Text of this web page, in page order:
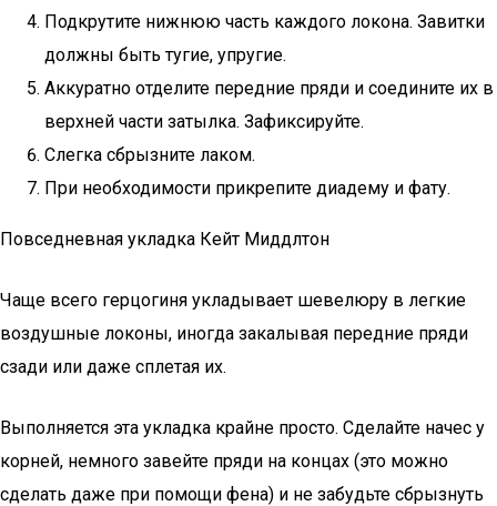
Подкрутите нижнюю часть каждого локона. Завитки
должны быть тугие, упругие.
Аккуратно отделите передние пряди и соедините их в
верхней части затылка. Зафиксируйте.
Слегка сбрызните лаком.
При необходимости прикрепите диадему и фату.
Повседневная укладка Кейт Миддлтон
Чаще всего герцогиня укладывает шевелюру в легкие
воздушные локоны, иногда закалывая передние пряди
сзади или даже сплетая их.
Выполняется эта укладка крайне просто. Сделайте начес у
корней, немного завейте пряди на концах (это можно
сделать даже при помощи фена) и не забудьте сбрызнуть